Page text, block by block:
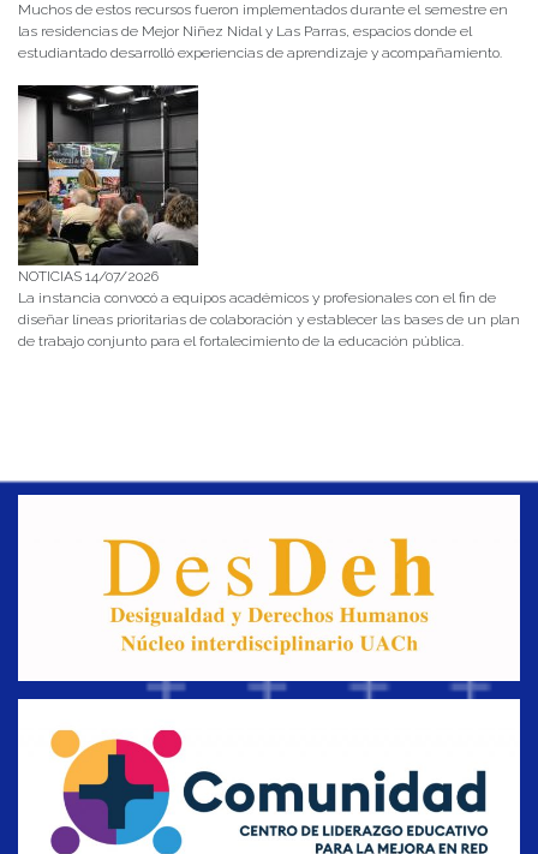
Muchos de estos recursos fueron implementados durante el semestre en
las residencias de Mejor Niñez Nidal y Las Parras, espacios donde el
estudiantado desarrolló experiencias de aprendizaje y acompañamiento.
NOTICIAS 14/07/2026
La instancia convocó a equipos académicos y profesionales con el fin de
diseñar líneas prioritarias de colaboración y establecer las bases de un plan
de trabajo conjunto para el fortalecimiento de la educación pública.